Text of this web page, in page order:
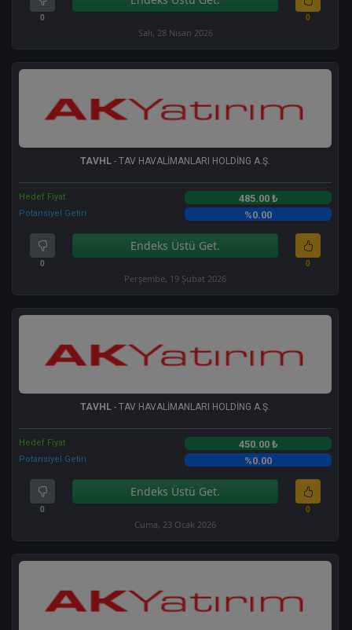
0 0
Salı, 28 Nisan 2026
TAVHL - TAV HAVALİMANLARI HOLDİNG A.Ş.
Hedef Fiyat 485.00 ₺
Potansiyel Getiri %0.00
0
Endeks Üstü Get.
0
Perşembe, 19 Şubat 2026
TAVHL - TAV HAVALİMANLARI HOLDİNG A.Ş.
Hedef Fiyat 450.00 ₺
Potansiyel Getiri %0.00
0
Endeks Üstü Get.
0
Cuma, 23 Ocak 2026